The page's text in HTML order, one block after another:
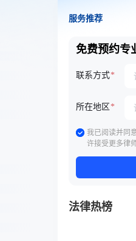
服务推荐
免费预约专
联系方式
所在地区
我已阅读并同
许接受更多律
法律热榜